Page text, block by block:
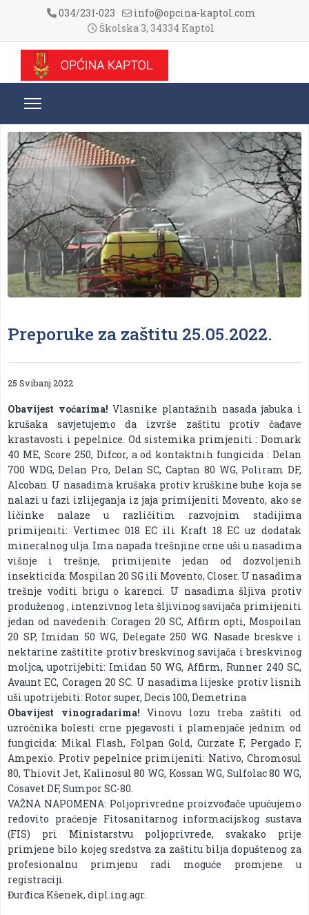
034/231-023
info@opcina-kaptol.com
Školska 3, 34334 Kaptol
Preporuke za zaštitu 25.05.2022.
25 Svibanj 2022
Obavijest voćarima! Vlasnike plantažnih nasada jabuka i
krušaka savjetujemo da izvrše zaštitu protiv čađave
krastavosti i pepelnice. Od sistemika primjeniti : Domark
40 ME, Score 250, Difcor, a od kontaktnih fungicida : Delan
700 WDG, Delan Pro, Delan SC, Captan 80 WG, Poliram DF,
Alcoban. U nasadima krušaka protiv kruškine buhe koja se
nalazi u fazi izlijeganja iz jaja primijeniti Movento, ako se
ličinke nalaze u različitim razvojnim stadijima
primijeniti: Vertimec 018 EC ili Kraft 18 EC uz dodatak
mineralnog ulja. Ima napada trešnjine crne uši u nasadima
višnje i trešnje, primijenite jedan od dozvoljenih
insekticida: Mospilan 20 SG ili Movento, Closer. U nasadima
trešnje voditi brigu o karenci. U nasadima šljiva protiv
produženog , intenzivnog leta šljivinog savijača primijeniti
jedan od navedenih: Coragen 20 SC, Affirm opti, Mospoilan
20 SP, Imidan 50 WG, Delegate 250 WG. Nasade breskve i
nektarine zaštitite protiv breskvinog savijača i breskvinog
moljca, upotrijebiti: Imidan 50 WG, Affirm, Runner 240 SC,
Avaunt EC, Coragen 20 SC. U nasadima lijeske protiv lisnih
uši upotrijebiti: Rotor super, Decis 100, Demetrina
Obavijest vinogradarima! Vinovu lozu treba zaštiti od
uzročnika bolesti crne pjegavosti i plamenjače jednim od
fungicida: Mikal Flash, Folpan Gold, Curzate F, Pergado F,
Ampexio. Protiv pepelnice primijeniti: Nativo, Chromosul
80, Thiovit Jet, Kalinosul 80 WG, Kossan WG, Sulfolac 80 WG,
Cosavet DF, Sumpor SC-80.
VAŽNA NAPOMENA: Poljoprivredne proizvođače upućujemo
redovito praćenje Fitosanitarnog informacijskog sustava
(FIS) pri Ministarstvu poljoprivrede, svakako prije
primjene bilo kojeg sredstva za zaštitu bilja dopuštenog za
profesionalnu primjenu radi moguće promjene u
registraciji.
Đurđica Kšenek, dipl.ing.agr.